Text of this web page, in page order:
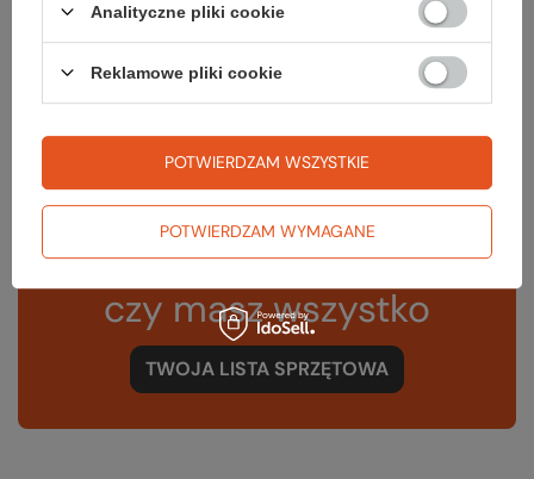
Kolor
oaky red
Sprawdź
czy masz wszystko
TWOJA LISTA SPRZĘTOWA
Analityczne pliki cookie
Reklamowe pliki cookie
POTWIERDZAM WYMAGANE
POTWIERDZAM WSZYSTKIE